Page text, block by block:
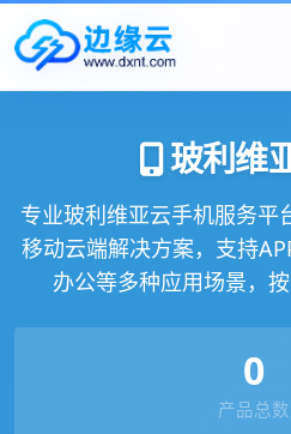
玻利维
专业玻利维亚云手机服务平
移动云端解决方案，支持
办公等多种应用场景，
0
产品总数